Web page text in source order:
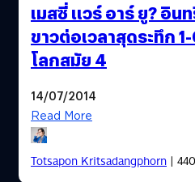
เมสซี่ แวร์ อาร์ ยู? อิน
ขาวต่อเวลาสุดระทึก
โลกสมัย 4
14/07/2014
Read More
Totsapon Kritsadangphorn|